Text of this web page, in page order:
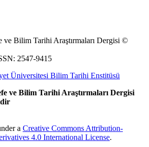
ve Bilim Tarihi Araştırmaları Dergisi ©
2547-9415
Üniversitesi Bilim Tarihi Enstitüsü
ve Bilim Tarihi Araştırmaları Dergisi
a Creative Commons Attribution-
4.0 International License.